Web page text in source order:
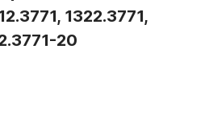
1322.3771,
20